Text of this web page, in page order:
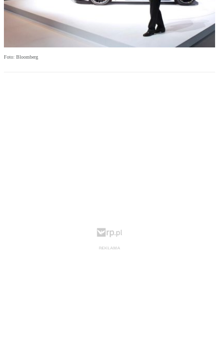
Foto: Bloomberg